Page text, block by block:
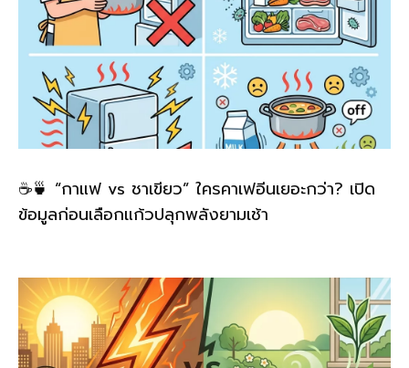
☕🍵 “กาแฟ vs ชาเขียว” ใครคาเฟอีนเยอะกว่า? เปิด
ข้อมูลก่อนเลือกแก้วปลุกพลังยามเช้า